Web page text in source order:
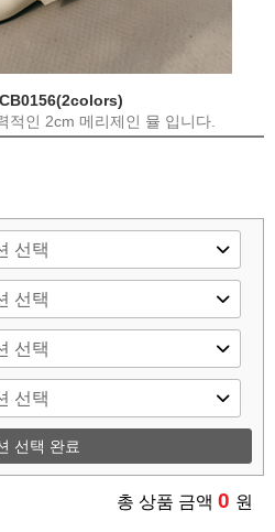
적인 2cm 메리제인 뮬 입니다.
선택 완료
총 상품 금액 0 원